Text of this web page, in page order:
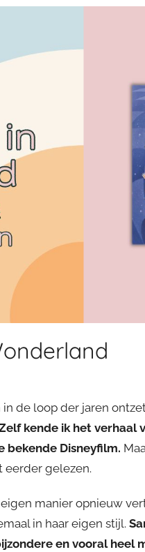
de loop der jaren
kende ik het verhaal
bekende Disneyfilm.
gelezen.
eigen manier opnieuw
in haar eigen stijl.
en vooral heel